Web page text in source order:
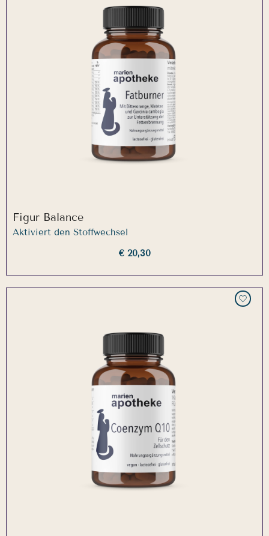
Figur Balance
Aktiviert den Stoffwechsel
€ 20,30